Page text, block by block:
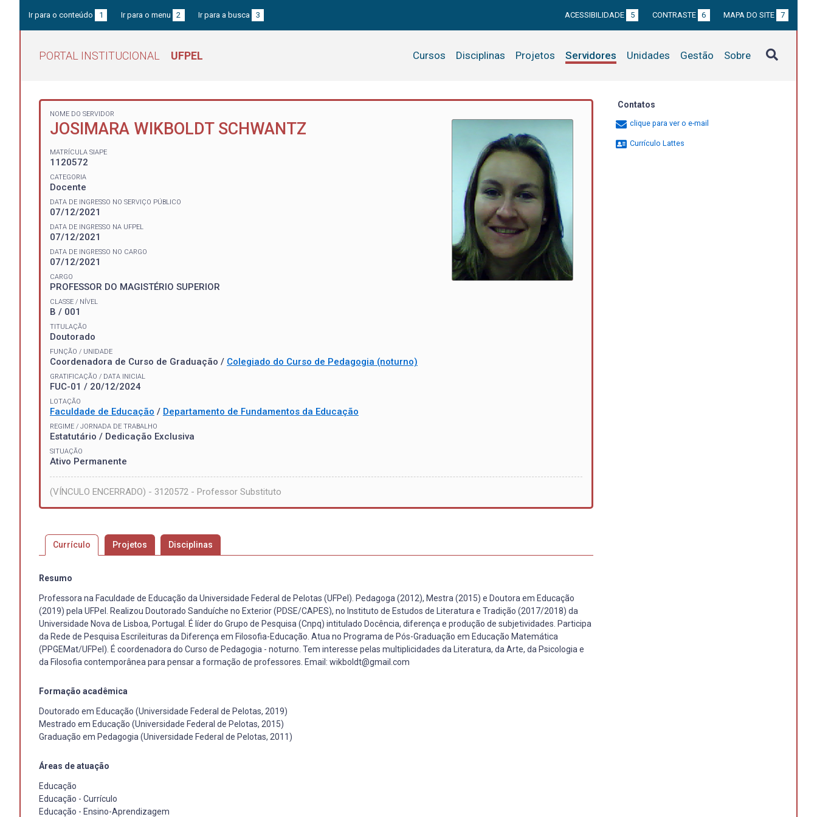
Ir para o conteúdo 1 Ir para o menu 2 Ir para a busca 3 ACESSIBILIDADE 5 CONTRASTE 6 MAPA DO SITE 7
PORTAL INSTITUCIONAL UFPEL Cursos Disciplinas Projetos Servidores Unidades Gestão Sobre
NOME DO SERVIDOR
JOSIMARA WIKBOLDT SCHWANTZ
MATRÍCULA SIAPE
1120572
CATEGORIA
Docente
DATA DE INGRESSO NO SERVIÇO PÚBLICO
07/12/2021
DATA DE INGRESSO NA UFPEL
07/12/2021
DATA DE INGRESSO NO CARGO
07/12/2021
CARGO
PROFESSOR DO MAGISTÉRIO SUPERIOR
CLASSE / NÍVEL
B / 001
TITULAÇÃO
Doutorado
FUNÇÃO / UNIDADE
Coordenadora de Curso de Graduação / Colegiado do Curso de Pedagogia (noturno)
GRATIFICAÇÃO / DATA INICIAL
FUC-01 / 20/12/2024
LOTAÇÃO
Faculdade de Educação / Departamento de Fundamentos da Educação
REGIME / JORNADA DE TRABALHO
Estatutário / Dedicação Exclusiva
SITUAÇÃO
Ativo Permanente
(VÍNCULO ENCERRADO) - 3120572 - Professor Substituto
Currículo Projetos Disciplinas
Resumo
Professora na Faculdade de Educação da Universidade Federal de Pelotas (UFPel). Pedagoga (2012), Mestra (2015) e Doutora em Educação
(2019) pela UFPel. Realizou Doutorado Sanduíche no Exterior (PDSE/CAPES), no Instituto de Estudos de Literatura e Tradição (2017/2018) da
Universidade Nova de Lisboa, Portugal. É líder do Grupo de Pesquisa (Cnpq) intitulado Docência, diferença e produção de subjetividades. Participa
da Rede de Pesquisa Escrileituras da Diferença em Filosofia-Educação. Atua no Programa de Pós-Graduação em Educação Matemática
(PPGEMat/UFPel). É coordenadora do Curso de Pedagogia - noturno. Tem interesse pelas multiplicidades da Literatura, da Arte, da Psicologia e
da Filosofia contemporânea para pensar a formação de professores. Email: wikboldt@gmail.com
Formação acadêmica
Doutorado em Educação (Universidade Federal de Pelotas, 2019)
Mestrado em Educação (Universidade Federal de Pelotas, 2015)
Graduação em Pedagogia (Universidade Federal de Pelotas, 2011)
Áreas de atuação
Educação
Educação - Currículo
Educação - Ensino-Aprendizagem
Contatos
clique para ver o e-mail
Currículo Lattes